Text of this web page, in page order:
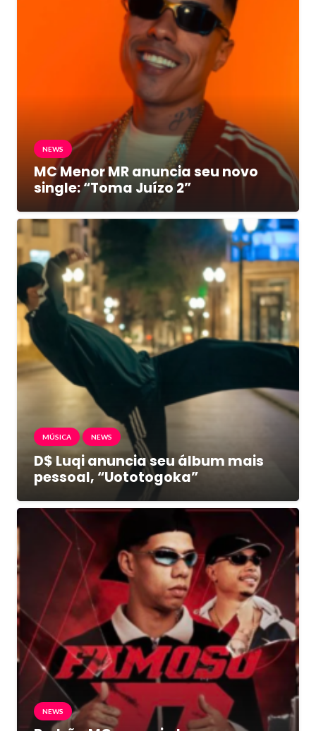
NEWS
MC Menor MR anuncia seu novo
single: “Toma Juízo 2”
MÚSICA NEWS
D$ Luqi anuncia seu álbum mais
pessoal, “Uototogoka”
NEWS